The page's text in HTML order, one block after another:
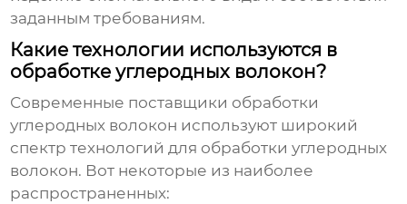
заданным требованиям.
Какие технологии используются в
обработке углеродных волокон?
Современные поставщики обработки
углеродных волокон используют широкий
спектр технологий для обработки углеродных
волокон. Вот некоторые из наиболее
распространенных: